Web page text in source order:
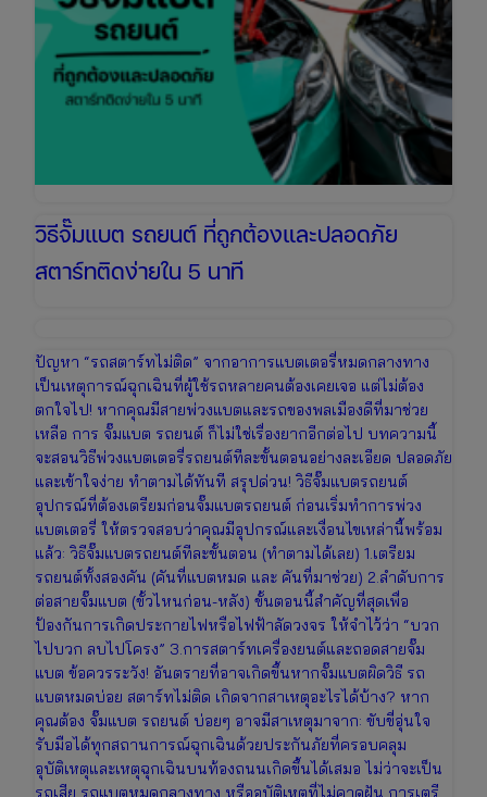
วิธีจั๊มแบต รถยนต์ ที่ถูกต้องและปลอดภัย
สตาร์ทติดง่ายใน 5 นาที
ปัญหา “รถสตาร์ทไม่ติด” จากอาการแบตเตอรี่หมดกลางทาง
เป็นเหตุการณ์ฉุกเฉินที่ผู้ใช้รถหลายคนต้องเคยเจอ แต่ไม่ต้อง
ตกใจไป! หากคุณมีสายพ่วงแบตและรถของพลเมืองดีที่มาช่วย
เหลือ การ จั๊มแบต รถยนต์ ก็ไม่ใช่เรื่องยากอีกต่อไป บทความนี้
จะสอนวิธีพ่วงแบตเตอรี่รถยนต์ทีละขั้นตอนอย่างละเอียด ปลอดภัย
และเข้าใจง่าย ทำตามได้ทันที สรุปด่วน! วิธีจั๊มแบตรถยนต์
อุปกรณ์ที่ต้องเตรียมก่อนจั๊มแบตรถยนต์ ก่อนเริ่มทำการพ่วง
แบตเตอรี่ ให้ตรวจสอบว่าคุณมีอุปกรณ์และเงื่อนไขเหล่านี้พร้อม
แล้ว: วิธีจั๊มแบตรถยนต์ทีละขั้นตอน (ทำตามได้เลย) 1.เตรียม
รถยนต์ทั้งสองคัน (คันที่แบตหมด และ คันที่มาช่วย) 2.ลำดับการ
ต่อสายจั๊มแบต (ขั้วไหนก่อน-หลัง) ขั้นตอนนี้สำคัญที่สุดเพื่อ
ป้องกันการเกิดประกายไฟหรือไฟฟ้าลัดวงจร ให้จำไว้ว่า “บวก
ไปบวก ลบไปโครง” 3.การสตาร์ทเครื่องยนต์และถอดสายจั๊ม
แบต ข้อควรระวัง! อันตรายที่อาจเกิดขึ้นหากจั๊มแบตผิดวิธี รถ
แบตหมดบ่อย สตาร์ทไม่ติด เกิดจากสาเหตุอะไรได้บ้าง? หาก
คุณต้อง จั๊มแบต รถยนต์ บ่อยๆ อาจมีสาเหตุมาจาก: ขับขี่อุ่นใจ
รับมือได้ทุกสถานการณ์ฉุกเฉินด้วยประกันภัยที่ครอบคลุม
อุบัติเหตุและเหตุฉุกเฉินบนท้องถนนเกิดขึ้นได้เสมอ ไม่ว่าจะเป็น
รถเสีย รถแบตหมดกลางทาง หรืออุบัติเหตุที่ไม่คาดฝัน การเตรี